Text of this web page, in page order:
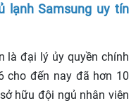
lạnh Samsung uy tín
là đại lý ủy quyền chính
cho đến nay đã hơn 10
hữu đội ngủ nhân viên